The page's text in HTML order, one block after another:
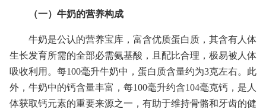
（一）牛奶的营养构成
牛奶是公认的营养宝库，富含优质蛋白质，其含有人体
生长发育所需的全部必需氨基酸，且配比合理，极易被人体
吸收利用。每100毫升牛奶中，蛋白质含量约为3克左右。此
外，牛奶中的钙含量丰富，每100毫升约含104毫克钙，是人
体获取钙元素的重要来源之一，有助于维持骨骼和牙齿的健